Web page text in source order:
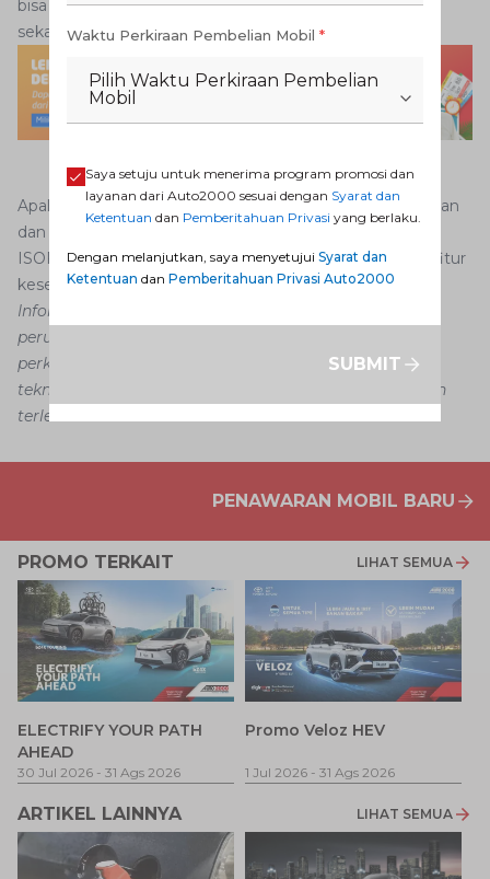
bisa lebih aman dan bisa terhindari masalah yang sama
sekali tidak terduga.
Apalagi di luar sana ada saja pengendara yang ugal-ugalan
dan tidak mengikuti aturan. Untuk itu, yuk maksimalkan
ISOFIX dengan membeli mobil yang sudah dilengkapi fitur
keselamatan ini di Auto2000 Digiroom.
Informasi dalam konten artikel ini dapat mengalami
perubahan dan perbedaan, menyesuaikan dengan
perkembangan, situasi, strategi bisnis, kemajuan
teknologi dan kebijakan tertentu tanpa pemberitahuan
terlebih dahulu.
PENAWARAN MOBIL BARU
PROMO TERKAIT LIHAT SEMUA
ELECTRIFY YOUR PATH
AHEAD
30 Jul 2026 - 31 Ags 2026
Promo Veloz HEV
1 Jul 2026 - 31 Ags 2026
ARTIKEL LAINNYA LIHAT SEMUA
Waktu Perkiraan Pembelian Mobil *
Pilih Waktu Perkiraan Pembelian
Mobil
Saya setuju untuk menerima program promosi dan
layanan dari Auto2000 sesuai dengan Syarat dan
Ketentuan dan Pemberitahuan Privasi yang berlaku.
Dengan melanjutkan, saya menyetujui Syarat dan
Ketentuan dan Pemberitahuan Privasi Auto2000
SUBMIT